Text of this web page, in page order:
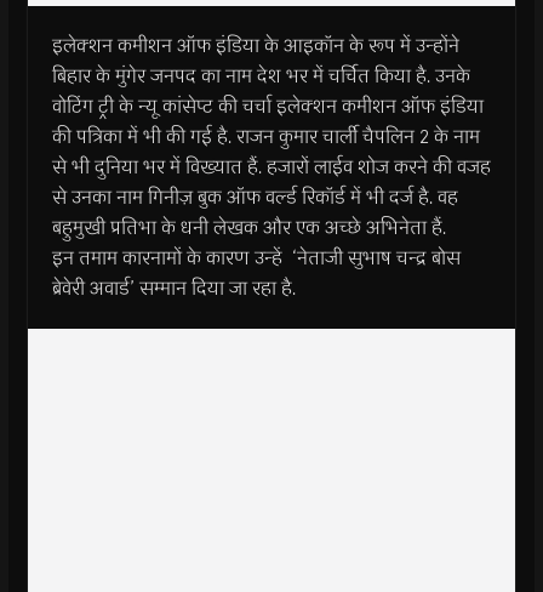
इलेक्शन कमीशन ऑफ इंडिया के आइकॉन के रूप में उन्होंने
बिहार के मुंगेर जनपद का नाम देश भर में चर्चित किया है. उनके
वोटिंग ट्री के न्यू कांसेप्ट की चर्चा इलेक्शन कमीशन ऑफ इंडिया
की पत्रिका में भी की गई है. राजन कुमार चार्ली चैपलिन 2 के नाम
से भी दुनिया भर में विख्यात हैं. हजारों लाईव शोज करने की वजह
से उनका नाम गिनीज़ बुक ऑफ वर्ल्ड रिकॉर्ड में भी दर्ज है. वह
बहुमुखी प्रतिभा के धनी लेखक और एक अच्छे अभिनेता हैं.
इन तमाम कारनामों के कारण उन्हें ‘नेताजी सुभाष चन्द्र बोस
ब्रेवेरी अवार्ड’ सम्मान दिया जा रहा है.